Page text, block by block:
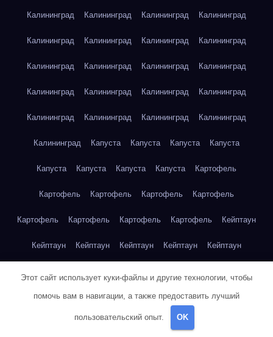
Калининград Калининград Калининград Калининград
Калининград Калининград Калининград Калининград
Калининград Калининград Калининград Калининград
Калининград Калининград Калининград Калининград
Калининград Калининград Калининград Калининград
Калининград Капуста Капуста Капуста Капуста
Капуста Капуста Капуста Капуста Картофель
Картофель Картофель Картофель Картофель
Картофель Картофель Картофель Картофель Кейптаун
Кейптаун Кейптаун Кейптаун Кейптаун Кейптаун
Кейптаун Кейптаун Кейптаун Кейптаун Кейптаун
Кейптаун Кейптаун Кейптаун
Этот сайт использует куки-файлы и другие технологии, чтобы
помочь вам в навигации, а также предоставить лучший
пользовательский опыт. OK